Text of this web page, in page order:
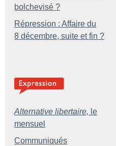
bolchevisé ?
Répression : Affaire du
8 décembre, suite et fin ?
Alternative libertaire, le
mensuel
Communiqués